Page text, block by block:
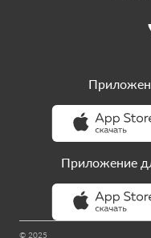
© 2025
Приложение